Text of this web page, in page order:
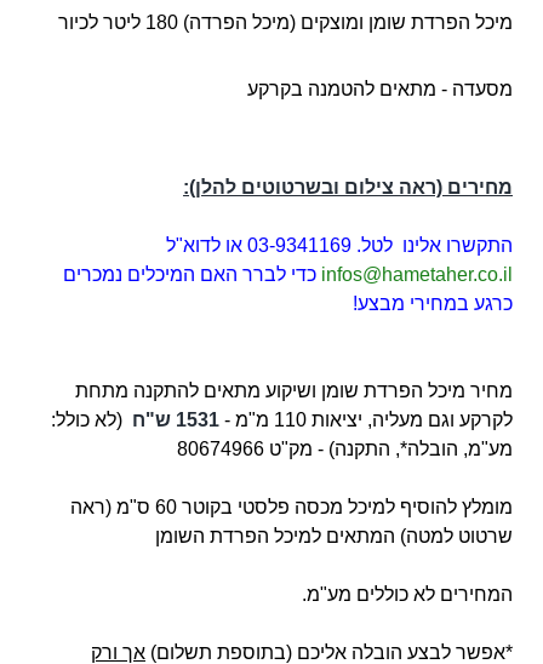
מיכל הפרדת שומן ומוצקים (מיכל הפרדה) 180 ליטר לכיור
מסעדה - מתאים להטמנה בקרקע
מחירים (ראה צילום ובשרטוטים להלן):
התקשרו אלינו לטל. 03-9341169 או לדוא"ל
infos@hametaher.co.il כדי לברר האם המיכלים נמכרים
כרגע במחירי מבצע!
מחיר מיכל הפרדת שומן ושיקוע מתאים להתקנה מתחת
לקרקע וגם מעליה, יציאות 110 מ"מ -
1531 ש"ח
(לא כולל:
מע"מ, הובלה*, התקנה) - מק"ט
מומלץ להוסיף למיכל מכסה פלסטי בקוטר 60 ס"מ (ראה
שרטוט למטה) המתאים למיכל הפרדת השומן
המחירים לא כוללים מע"מ.
*אפשר לבצע הובלה אליכם (בתוספת תשלום) אך ורק